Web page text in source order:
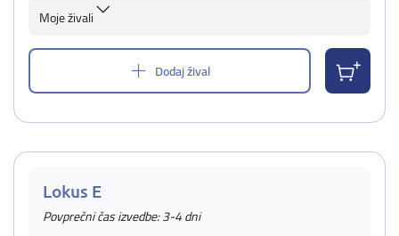
Moje živali
Dodaj žival
Lokus E
Povprečni čas izvedbe: 3-4 dni